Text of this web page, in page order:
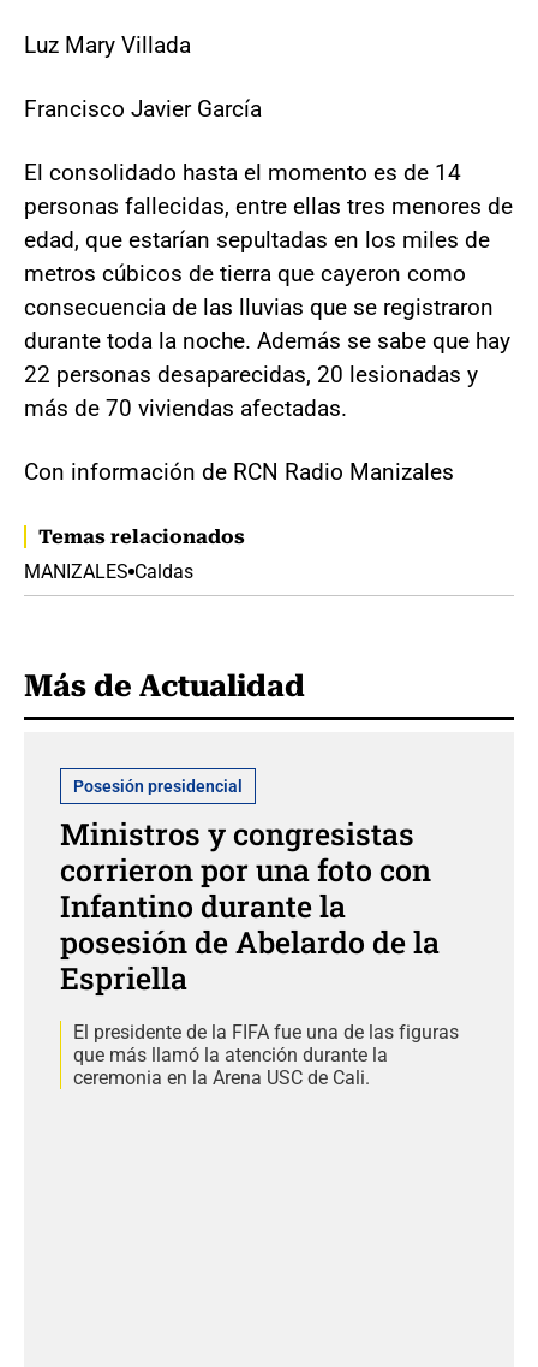
Luz Mary Villada
Francisco Javier García
El consolidado hasta el momento es de 14
personas fallecidas, entre ellas tres menores de
edad, que estarían sepultadas en los miles de
metros cúbicos de tierra que cayeron como
consecuencia de las lluvias que se registraron
durante toda la noche. Además se sabe que hay
22 personas desaparecidas, 20 lesionadas y
más de 70 viviendas afectadas.
Con información de RCN Radio Manizales
Temas relacionados
MANIZALES Caldas
Más de Actualidad
Posesión presidencial
Ministros y congresistas
corrieron por una foto con
Infantino durante la
posesión de Abelardo de la
Espriella
El presidente de la FIFA fue una de las figuras
que más llamó la atención durante la
ceremonia en la Arena USC de Cali.